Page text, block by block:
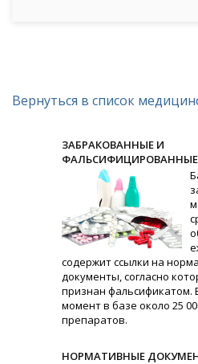
Вернуться в список
ЗАБРАКОВАННЫЕ И
ФАЛЬСИФИЦИРОВАННЫЕ
содержит ссылки на
документы, согласно
признан фальсификатом.
момент в базе около 25
препаратов.
НОРМАТИВНЫЕ